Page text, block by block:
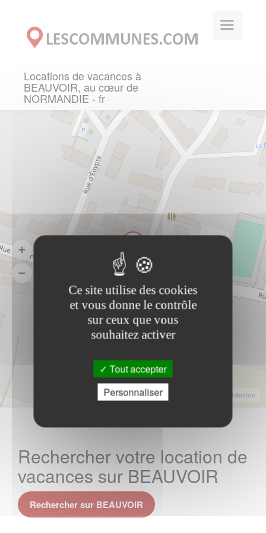
Locations de vacances à
BEAUVOIR, au cœur de
NORMANDIE - fr
Leaflet| Contributors
Rechercher votre location de
vacances sur BEAUVOIR
Rechercher sur BEAUVOIR
Ce site utilise des cookies
et vous donne le contrôle
sur ceux que vous
souhaitez activer
Tout accepter
Personnaliser